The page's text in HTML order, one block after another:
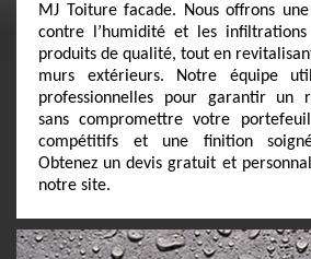
MJ Toiture facade. Nous offrons
contre l’humidité et les infiltrations
produits de qualité, tout en
murs extérieurs. Notre équipe
professionnelles pour garantir un
sans compromettre votre
compétitifs et une finition
Obtenez un devis gratuit et
notre site.